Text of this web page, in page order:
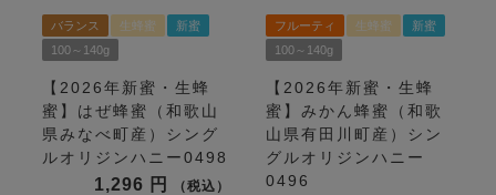
バランス 生蜂蜜
新蜜
100～140g
【2026年新蜜・生蜂
蜜】はぜ蜂蜜（和歌山
県みなべ町産）シング
ルオリジンハニー0498
1,296 税込
フルーティ 生蜂蜜
新蜜
100～140g
【2026年新蜜・生蜂
蜜】みかん蜂蜜（和歌
山県有田川町産）シン
グルオリジンハニー
0496